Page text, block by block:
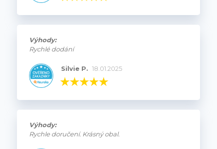
Výhody:
Rychlé dodání
Silvie P. 18.01.2025
Výhody:
Rychle doručení. Krásný obal.